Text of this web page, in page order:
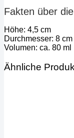
Fakten über
Höhe: 4,5 cm
Durchmesser: 8 cm
Volumen: ca. 80 ml
Ähnliche